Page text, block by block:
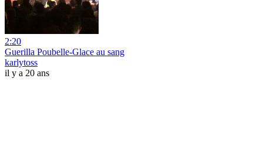
2:20
Guerilla Poubelle-Glace au sang
karlytoss
il y a 20 ans